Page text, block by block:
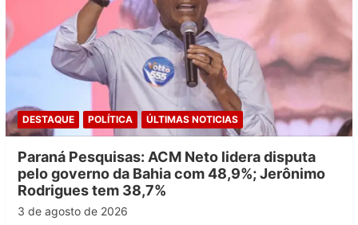
DESTAQUE POLÍTICA ÚLTIMAS NOTICIAS
Paraná Pesquisas: ACM Neto lidera disputa
pelo governo da Bahia com 48,9%; Jerônimo
Rodrigues tem 38,7%
3 de agosto de 2026